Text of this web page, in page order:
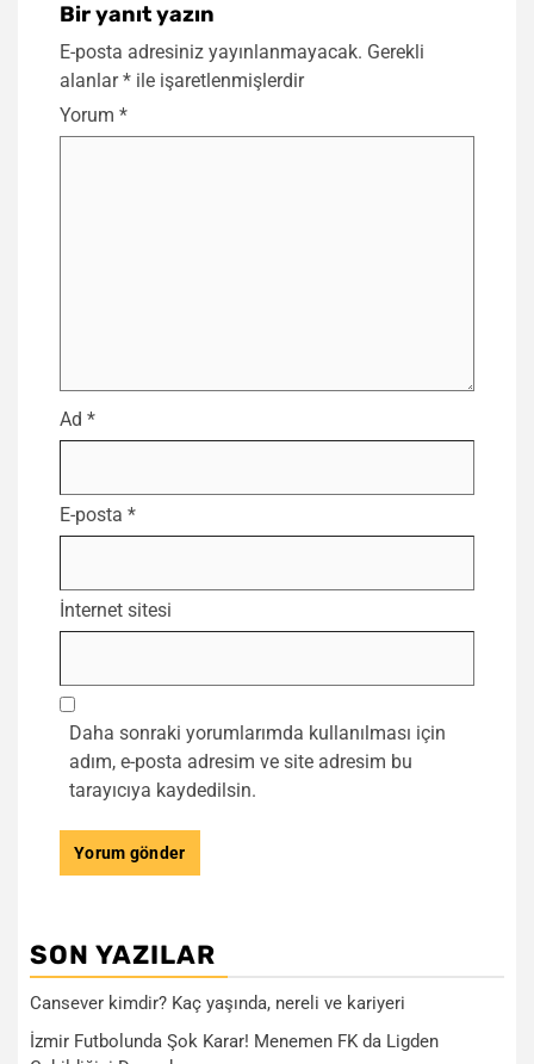
Bir yanıt yazın
E-posta adresiniz yayınlanmayacak. Gerekli
alanlar* ile işaretlenmişlerdir
Yorum *
Ad *
E-posta *
İnternet sitesi
Daha sonraki yorumlarımda kullanılması için
adım, e-posta adresim ve site adresim bu
tarayıcıya kaydedilsin.
SON YAZILAR
Cansever kimdir? Kaç yaşında, nereli ve kariyeri
İzmir Futbolunda Şok Karar! Menemen FK da Ligden